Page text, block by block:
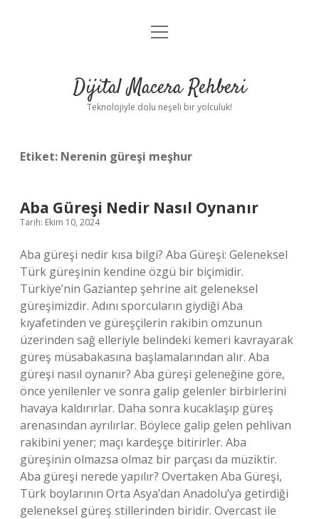
Anasayfa
Yasal Uyarı
menüyü
Dijital Macera Rehberi
Teknolojiyle dolu neşeli bir yolculuk!
Etiket: Nerenin güreşi meşhur
Aba Güreşi Nedir Nasıl Oynanır
Tarih: Ekim 10, 2024
Aba güreşi nedir kısa bilgi? Aba Güreşi: Geleneksel
Türk güreşinin kendine özgü bir biçimidir.
Türkiye’nin Gaziantep şehrine ait geleneksel
güreşimizdir. Adını sporcuların giydiği Aba
kıyafetinden ve güreşçilerin rakibin omzunun
üzerinden sağ elleriyle belindeki kemeri kavrayarak
güreş müsabakasına başlamalarından alır. Aba
güreşi nasıl oynanır? Aba güreşi geleneğine göre,
önce yenilenler ve sonra galip gelenler birbirlerini
havaya kaldırırlar. Daha sonra kucaklaşıp güreş
arenasından ayrılırlar. Böylece galip gelen pehlivan
rakibini yener; maçı kardeşçe bitirirler. Aba
güreşinin olmazsa olmaz bir parçası da müziktir.
Aba güreşi nerede yapılır? Overtaken Aba Güreşi,
Türk boylarının Orta Asya’dan Anadolu’ya getirdiği
geleneksel güreş stillerinden biridir. Overcast ile